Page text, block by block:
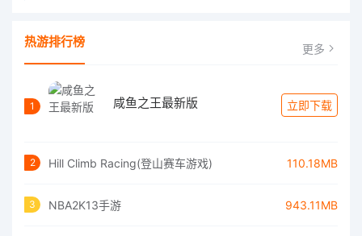
热游排行榜 更多
1 咸鱼之王最新版 立即下载
2 Hill Climb Racing(登山赛车游戏) 110.18MB
3 NBA2K13手游 943.11MB